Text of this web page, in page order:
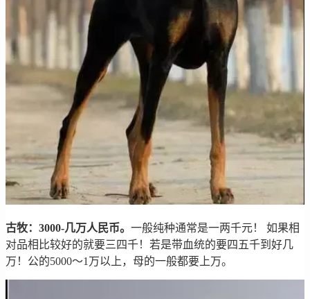
古牧：3000-几万人民币。 一般纯种通常是一两千元！ 如果相
对品相比较好的就要三四千！若是带血统的要四五千到好几
万！公的5000～1万以上，母的一般都要上万。